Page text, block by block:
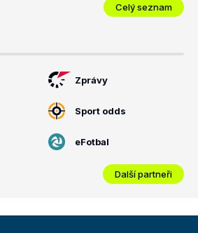
Celý seznam
Zprávy
Sport odds
eFotbal
Další partneři